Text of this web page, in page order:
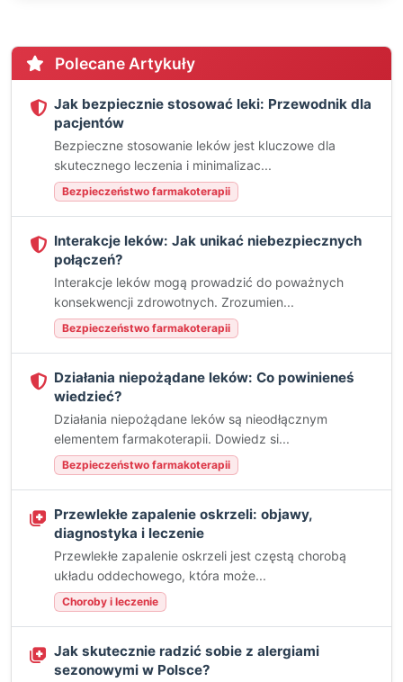
Polecane Artykuły
Jak bezpiecznie stosować leki: Przewodnik dla
pacjentów
Bezpieczne stosowanie leków jest kluczowe dla
skutecznego leczenia i minimalizac...
Bezpieczeństwo farmakoterapii
Interakcje leków: Jak unikać niebezpiecznych
połączeń?
Interakcje leków mogą prowadzić do poważnych
konsekwencji zdrowotnych. Zrozumien...
Bezpieczeństwo farmakoterapii
Działania niepożądane leków: Co powinieneś
wiedzieć?
Działania niepożądane leków są nieodłącznym
elementem farmakoterapii. Dowiedz si...
Bezpieczeństwo farmakoterapii
Przewlekłe zapalenie oskrzeli: objawy,
diagnostyka i leczenie
Przewlekłe zapalenie oskrzeli jest częstą chorobą
układu oddechowego, która może...
Choroby i leczenie
Jak skutecznie radzić sobie z alergiami
sezonowymi w Polsce?